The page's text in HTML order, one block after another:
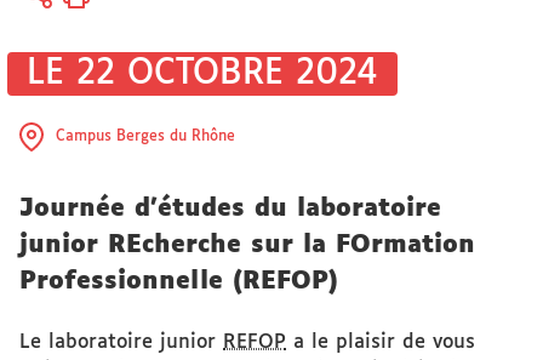
Agenda des
scientifiques
LE 22 OCTOBRE 2024
Campus Berges du Rhône
Journée d'études du laboratoire
junior REcherche sur la FOrmation
Professionnelle (REFOP)
Le laboratoire junior REFOP a le plaisir de vous